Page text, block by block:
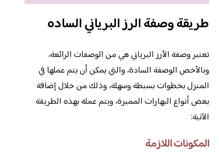
طريقة وصفة الرز البرياني الساده
تعتبر وصفة الأرز البرياني هي من الوصفات الرائعة،
وبالأخص الوصفة السادة، والتي يمكن أن يتم عملها في
المنزل بخطوات بسيطة وسهلة، وذلك من خلال إضافة
بعض أنواع البهارات المميزة، ويتم عمله بهذه الطريقة
الآتية:
المكونات اللازمة